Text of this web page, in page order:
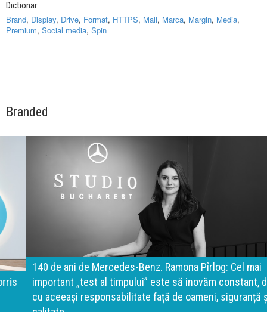
Dictionar
Brand, Display, Drive, Format, HTTPS, Mall, Marca, Margin, Media,
Premium, Social media, Spin
Branded
140 de ani de Mercedes-Benz. Ramona Pîrlog: Cel mai
important „test al timpului” este să inovăm constant, dar
cu aceeași responsabilitate față de oameni, siguranță și